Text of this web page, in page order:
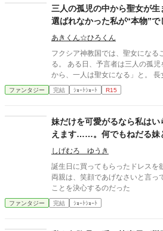
れをお城の窓から妹は見ていて
姉さまズルい！！」 そう言って
う。 しかし………… 末娘のお願いがこのままでは叶えられな
いと気付いた母親はやっと重い腰
親は無い頭を振り絞って素晴らしい方
『悪魔召喚』 悪魔に願い、 妹は『姉の全てを手に入れる』
……── ※作中は［姉視点］です。 ※一話が短くブツブツ進みま
す ◇ふんわり世界観。ゆるふわ設定。 ◇ご都合展開。矛盾もある
かも。 ◇なろうにも上げました。
三人の孤児の中から聖女が生
選ばれなかった私が“本物”で
あきくん☆ひろくん
フクシア神教国では、聖女になる
る。 ある日、予言者は三人の孤
から、一人は聖女になる」と。
女ケイト。 社交的で人望のある
に期待され、取り巻きに囲まれて
が倒れ、教会の治癒でも救えない
なかった少女が、ただ「助かっ
は起きた。 その日、教会は“本物
だその意味も知らないまま、聖女
これは、誰にも選ばれなかった少
語。
ファンタジー 完結 ｼｮｰﾄｼｮｰﾄ R15
妹だけを可愛がるなら私は
えます……。何でもねだる妹
りをつける。
しげむろ ゆうき
誕生日に買ってもらったドレスを
両親は、笑顔であげなさいと言ってくる もう限界がき
ことを決心するのだった
ファンタジー 完結 ｼｮｰﾄｼｮｰﾄ